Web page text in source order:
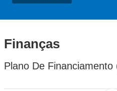
Finanças
Plano De Financiamento